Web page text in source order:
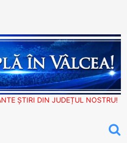
ȘTIRI DIN JUDEȚUL NOSTRU!